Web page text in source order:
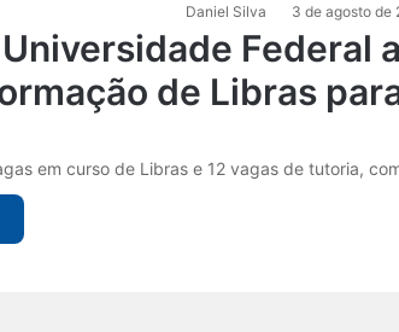
Daniel Silva 3 de agosto de
Universidade Federal
de Libras
em curso de Libras e 12 vagas de tutoria,